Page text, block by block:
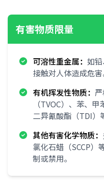
有害物质限量
可溶性重金属： 如
接触对人体造成危害
有机挥发性物质：
（TVOC）、苯、
二异氰酸酯（TDI）
其他有害化学物质：
氯化石蜡（SCCP）
制或禁用。